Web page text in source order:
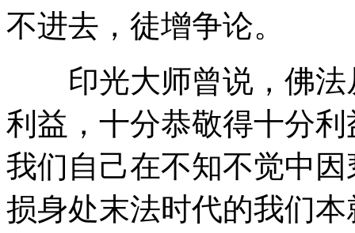
不进去，徒增争论。
印光大师曾说，佛法
利益，十分恭敬得十分
我们自己在不知不觉中
损身处末法时代的我们